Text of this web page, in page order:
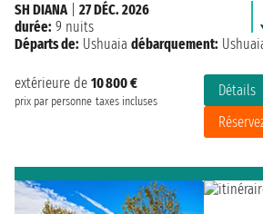
extérieure de 10 800 €
prix par personne taxes incluses
Détails
SH DIANA| 27 DÉC. 2026
durée: 9 nuits
Départs de: Ushuaia débarquement: